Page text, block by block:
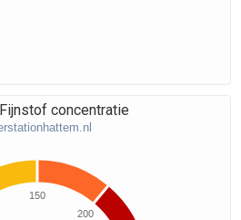
concentratie
150
200